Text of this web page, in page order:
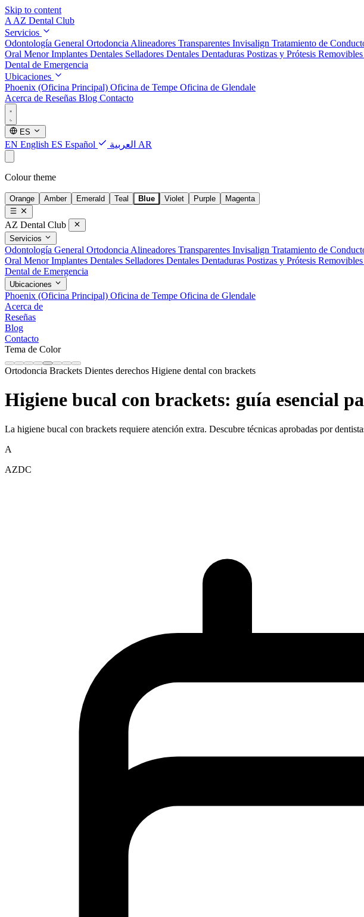
Skip to content
A AZ Dental Club
Servicios
Odontología General Ortodoncia Alineadores Transparentes Invisalign Tratamiento de
Oral MenorImplantes Dentales Selladores Dentales Dentaduras Postizas y Prótesis Removibles
Dental de Emergencia
Ubicaciones
Phoenix (Oficina Principal) Oficina de Tempe Oficina de Glendale
Acerca de Reseñas Blog Contacto
ES
EN English ES Español AR العربية
Colour theme
Orange Amber Emerald Teal Blue Violet Purple Magenta
AZ Dental Club
Servicios
Odontología General Ortodoncia Alineadores Transparentes Invisalign Tratamiento de
Oral MenorImplantes Dentales Selladores Dentales Dentaduras Postizas y Prótesis Removibles
Dental de Emergencia
Ubicaciones
Phoenix (Oficina Principal) Oficina de Tempe Oficina de Glendale
Acerca de
Reseñas
Blog
Contacto
Tema de Color
Ortodoncia Brackets Dientes derechos Higiene dental con brackets
Higiene bucal con brackets: guía esencial
La higiene bucal con brackets requiere atención extra. Descubre técnicas aprobadas por
A
AZDC